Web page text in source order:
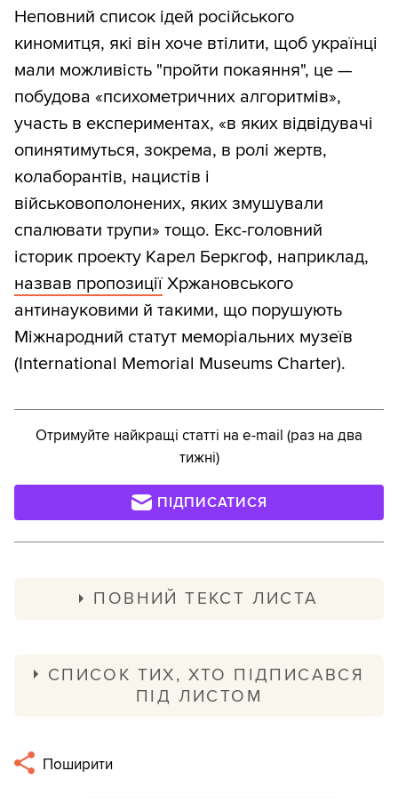
Неповний список ідей російського
киномитця, які він хоче втілити, щоб українці
мали можливість "пройти покаяння", це —
побудова «психометричних алгоритмів»,
участь в експериментах, «в яких відвідувачі
опинятимуться, зокрема, в ролі жертв,
колаборантів, нацистів і
військовополонених, яких змушували
спалювати трупи» тощо. Екс-головний
історик проекту Карел Беркгоф, наприклад,
назвав пропозиціїХржановського
антинауковими й такими, що порушують
Міжнародний статут меморіальних музеїв
(International Memorial Museums Charter).
Отримуйте найкращі статті на e-mail (раз на два
тижні)
ПІДПИСАТИСЯ
ПОВНИЙ ТЕКСТ ЛИСТА
центру Голокосту "Бабин Яр" панові
Натану Щаранському Членам Наглядової
"Бабин Яр"
Шановні пані та панове! У ці дні в Україні
СПИСОК ТИХ, ХТО ПІДПИСАВСЯ
ПІД ЛИСТОМ
діячів, серед них:
Поширити